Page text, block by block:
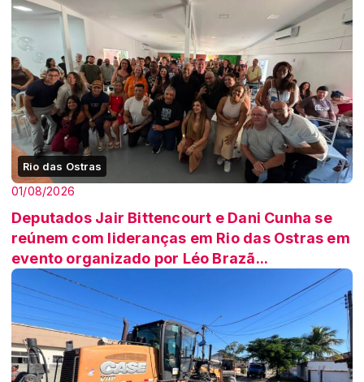
Rio das Ostras
01/08/2026
Deputados Jair Bittencourt e Dani Cunha se
reúnem com lideranças em Rio das Ostras em
evento organizado por Léo Brazã...